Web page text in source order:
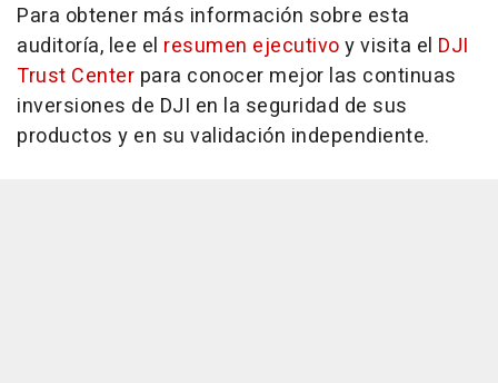
Para obtener más información sobre esta
auditoría, lee el resumen ejecutivoy visita el DJI
Trust Center para conocer mejor las continuas
inversiones de DJI en la seguridad de sus
productos y en su validación independiente.